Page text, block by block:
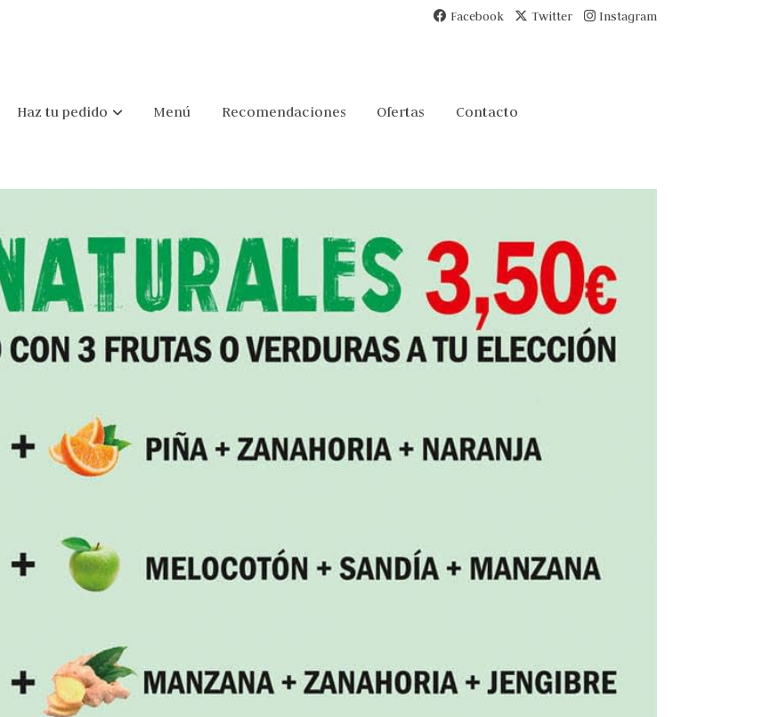
Facebook Twitter Instagram
Haz tu pedido Menú Recomendaciones Ofertas Contacto